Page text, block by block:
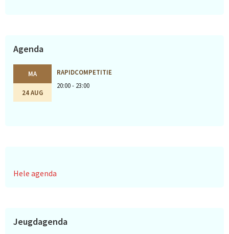
Agenda
MA
24 AUG
RAPIDCOMPETITIE
20:00 - 23:00
Hele agenda
Jeugdagenda